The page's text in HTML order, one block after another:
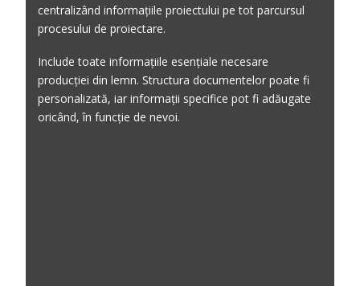
centralizând informațiile proiectului pe tot parcursul
procesului de proiectare.
Include toate informațiile esențiale necesare
producției din lemn. Structura documentelor poate fi
personalizată, iar informații specifice pot fi adăugate
oricând, în funcție de nevoi.